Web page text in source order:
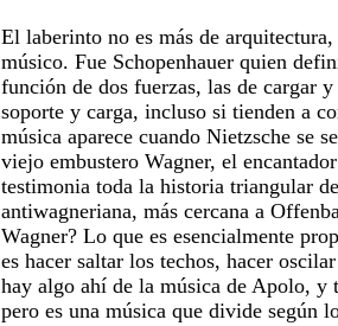
El laberinto no es más de
músico. Fue Schopenhauer quien
función de dos fuerzas, las de cargar
soporte y carga, incluso si tienden a
música aparece cuando Nietzsche se
viejo embustero Wagner, el
testimonia toda la historia triangular
antiwagneriana, más cercana a
Wagner? Lo que es esencialmente
es hacer saltar los techos, hacer
hay algo ahí de la música de Apolo, y
pero es una música que divide según